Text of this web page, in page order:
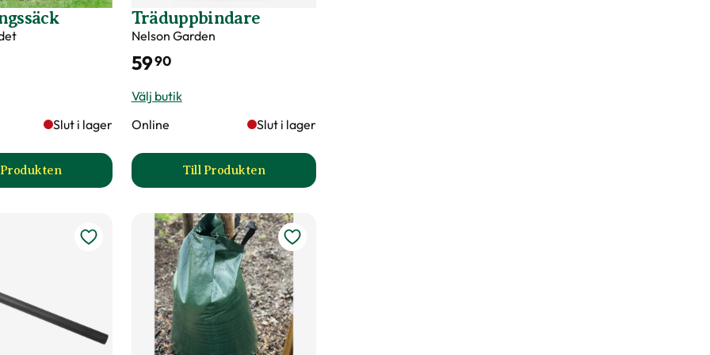
Slut i lager
till Bevattningssäck produktsida
Träduppbindare
Nelson Garden
5990
Välj butik
Online
Slut i lager
Till Produkten
till Träduppbindare produktsida